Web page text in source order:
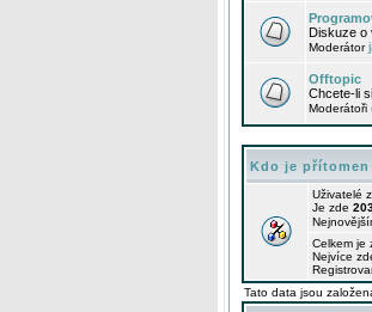
Diskuze o
Moderátor
Offtopic
Chcete-li
Moderátoři
Kdo je přítomen
Uživatelé
Je zde
Celkem je
Nejvíce
Tato data jsou